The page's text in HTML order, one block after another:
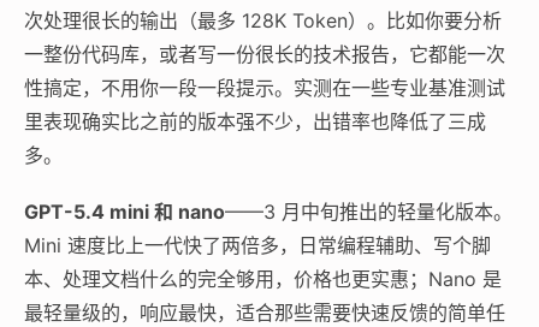
次处理很长的输出（最多 128K Token）。比如你要分析
一整份代码库，或者写一份很长的技术报告，它都能一次
性搞定，不用你一段一段提示。实测在一些专业基准测试
里表现确实比之前的版本强不少，出错率也降低了三成
多。
GPT-5.4 mini 和 nano——3 月中旬推出的轻量化版本。
Mini 速度比上一代快了两倍多，日常编程辅助、写个脚
本、处理文档什么的完全够用，价格也更实惠；Nano 是
最轻量级的，响应最快，适合那些需要快速反馈的简单任